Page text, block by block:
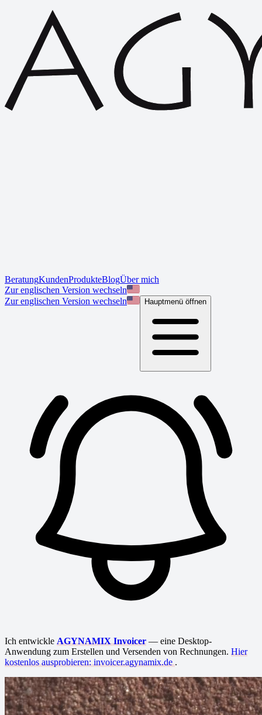
BeratungKundenProdukteBlogÜber mich
Zur englischen Version wechseln
Zur englischen Version wechseln
Hauptmenü öffnen
Ich entwickle AGYNAMIX Invoicer — eine Desktop-
Anwendung zum Erstellen und Versenden von Rechnungen. Hier
kostenlos ausprobieren: invoicer.agynamix.de.